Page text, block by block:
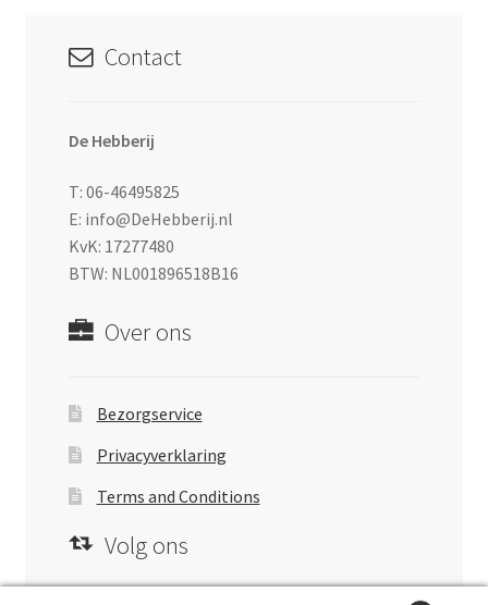
Contact
De Hebberij
T: 06-46495825
E: info@DeHebberij.nl
KvK: 17277480
BTW: NL001896518B16
Over ons
Bezorgservice
Privacyverklaring
Terms and Conditions
Volg ons